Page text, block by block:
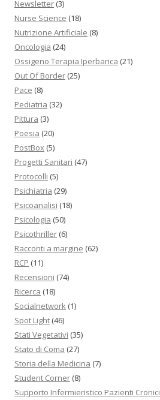
Newsletter (3)
Nurse Science (18)
Nutrizione Artificiale (8)
Oncologia (24)
Ossigeno Terapia Iperbarica (21)
Out Of Border (25)
Pace (8)
Pediatria (32)
Pittura (3)
Poesia (20)
PostBox (5)
Progetti Sanitari (47)
Protocolli (5)
Psichiatria (29)
Psicoanalisi (18)
Psicologia (50)
Psicothriller (6)
Racconti a margine (62)
RCP (11)
Recensioni (74)
Ricerca (18)
Socialnetwork (1)
Spot Light (46)
Stati Vegetativi (35)
Stato di Coma (27)
Storia della Medicina (7)
Student Corner (8)
Supporto Infermieristico Pazienti Cronici